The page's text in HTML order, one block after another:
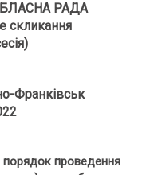
РАДА
скликання
Франківськ
проведення